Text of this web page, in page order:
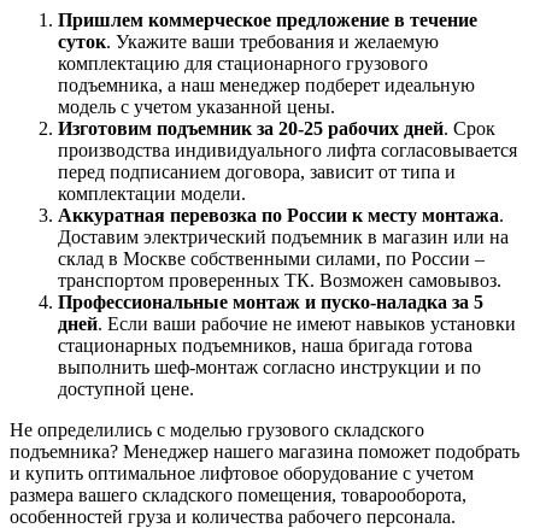
Пришлем коммерческое предложение в течение
суток. Укажите ваши требования и желаемую
комплектацию для стационарного грузового
подъемника, а наш менеджер подберет идеальную
модель с учетом указанной цены.
Изготовим подъемник за 20-25 рабочих дней. Срок
производства индивидуального лифта согласовывается
перед подписанием договора, зависит от типа и
комплектации модели.
Аккуратная перевозка по России к месту монтажа.
Доставим электрический подъемник в магазин или на
склад в Москве собственными силами, по России –
транспортом проверенных ТК. Возможен самовывоз.
Профессиональные монтаж и пуско-наладка за 5
дней. Если ваши рабочие не имеют навыков установки
стационарных подъемников, наша бригада готова
выполнить шеф-монтаж согласно инструкции и по
доступной цене.
Не определились с моделью грузового складского
подъемника? Менеджер нашего магазина поможет подобрать
и купить оптимальное лифтовое оборудование с учетом
размера вашего складского помещения, товарооборота,
особенностей груза и количества рабочего персонала.